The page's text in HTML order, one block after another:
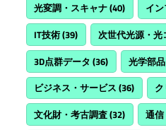
光変調・スキャナ(40) イ
IT技術(39) 次世代光源・光
3D点群データ (36) 光学部品
ビジネス・サービス (36)
文化財・考古調査(32) 通信